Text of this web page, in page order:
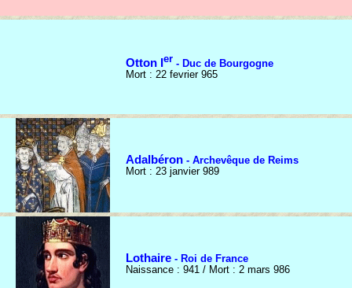
Otton Ier - Duc de Bourgogne
Mort : 22 fevrier 965
Adalbéron - Archevêque de Reims
Mort : 23 janvier 989
Lothaire - Roi de France
Naissance : 941 / Mort : 2 mars 986